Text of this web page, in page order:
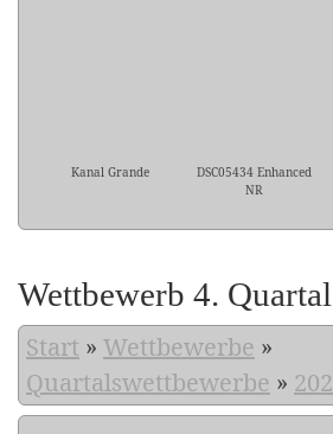
Kanal Grande
DSC05434 Enhanced
NR
Wettbewerb 4.
Start » Wettbewerbe »
Quartalswettbewerbe »